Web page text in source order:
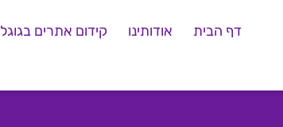
דף הבית אודותינו קידום אתרים בגוגל